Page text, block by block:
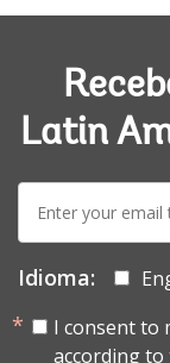
Latin
mail:
Idioma:
I consent to
according to